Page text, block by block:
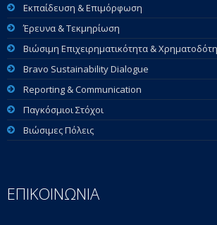
Εκπαίδευση & Επιμόρφωση
Έρευνα & Τεκμηρίωση
Βιώσιμη Επιχειρηματικότητα &
Bravo Sustainability Dialogue
Reporting & Communication
Παγκόσμιοι Στόχοι
Βιώσιμες Πόλεις
ΕΠΙΚΟΙΝΩΝΙΑ